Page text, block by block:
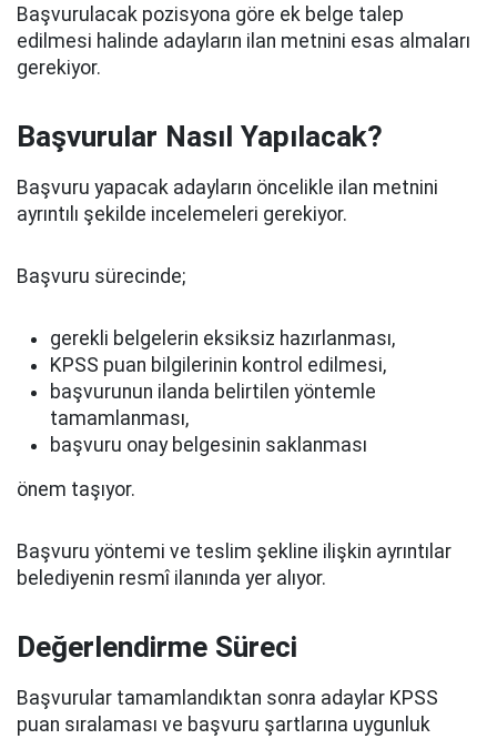
Başvurulacak pozisyona göre ek belge talep
edilmesi halinde adayların ilan metnini esas almaları
gerekiyor.
Başvurular Nasıl Yapılacak?
Başvuru yapacak adayların öncelikle ilan metnini
ayrıntılı şekilde incelemeleri gerekiyor.
Başvuru sürecinde;
gerekli belgelerin eksiksiz hazırlanması,
KPSS puan bilgilerinin kontrol edilmesi,
başvurunun ilanda belirtilen yöntemle
tamamlanması,
başvuru onay belgesinin saklanması
önem taşıyor.
Başvuru yöntemi ve teslim şekline ilişkin ayrıntılar
belediyenin resmî ilanında yer alıyor.
Değerlendirme Süreci
Başvurular tamamlandıktan sonra adaylar KPSS
puan sıralaması ve başvuru şartlarına uygunluk